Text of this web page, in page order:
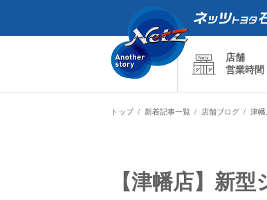
店舗
営業時間
トップ 新着記事一覧 店舗ブログ 津幡
【津幡店】新